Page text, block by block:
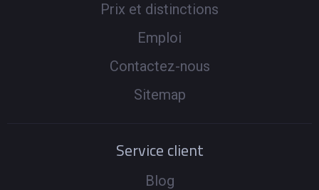
Prix et distinctions
Emploi
Contactez-nous
Sitemap
Service client
Blog